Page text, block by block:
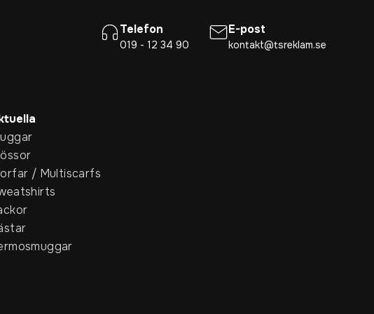
Telefon
019 - 12 34 90
E-post
kontakt@tsreklam.se
/ Multiscarfs